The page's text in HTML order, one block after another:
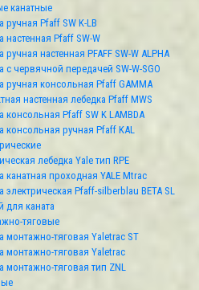
канатные
ручная Pfaff SW K-LB
настенная Pfaff SW-W
ручная настенная PFAFF SW-W ALPHA
с червячной передачей SW-W-SGO
ручная консольная Pfaff GAMMA
настенная лебедка Pfaff МWS
консольная Pfaff SW K LAMBDA
консольная ручная Pfaff KAL
лебедка Yale тип RPE
канатная проходная YALE Mtrac
электрическая Pfaff-silberblau BETA SL
для каната
тяговые
монтажно-тяговая Yaletrac ST
монтажно-тяговая Yaletrac
монтажно-тяговая тип ZNL